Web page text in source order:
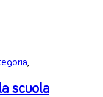
,
scuola